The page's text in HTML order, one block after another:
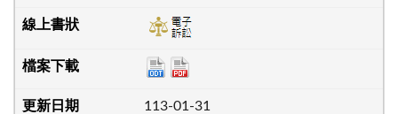
113-01-31